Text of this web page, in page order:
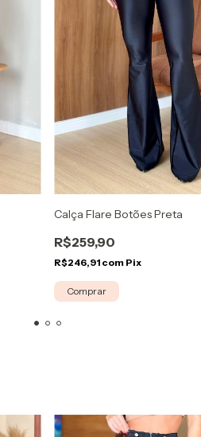
Calça Flare Botões Preta
R$259,90
R$246,91 com Pix
Comprar